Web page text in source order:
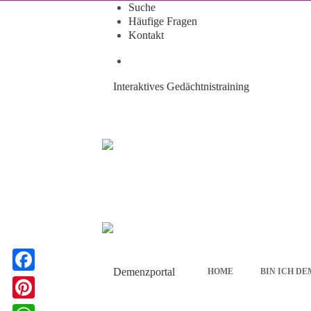
Suche
Häufige Fragen
Kontakt
Interaktives Gedächtnistraining
HOME BIN ICH
F
a